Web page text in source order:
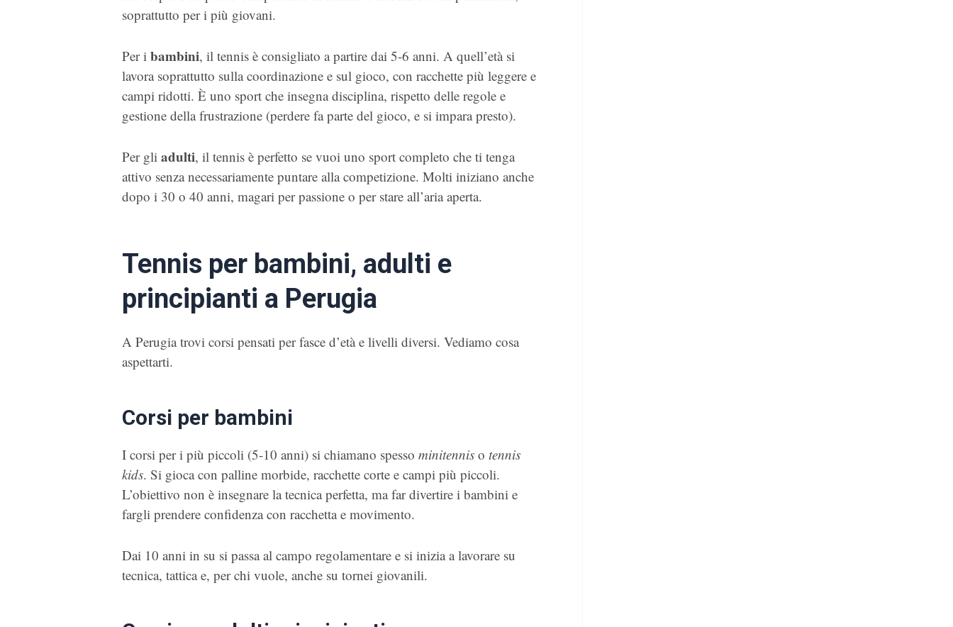
soprattutto per i più giovani.
Per i bambini, il tennis è consigliato a partire dai 5-6 anni. A quell’età si
lavora soprattutto sulla coordinazione e sul gioco, con racchette più leggere e
campi ridotti. È uno sport che insegna disciplina, rispetto delle regole e
gestione della frustrazione (perdere fa parte del gioco, e si impara presto).
Per gli adulti, il tennis è perfetto se vuoi uno sport completo che ti tenga
attivo senza necessariamente puntare alla competizione. Molti iniziano anche
dopo i 30 o 40 anni, magari per passione o per stare all’aria aperta.
Tennis per bambini, adulti e
principianti a Perugia
A Perugia trovi corsi pensati per fasce d’età e livelli diversi. Vediamo cosa
aspettarti.
Corsi per bambini
I corsi per i più piccoli (5-10 anni) si chiamano spesso minitennis o tennis
kids. Si gioca con palline morbide, racchette corte e campi più piccoli.
L’obiettivo non è insegnare la tecnica perfetta, ma far divertire i bambini e
fargli prendere confidenza con racchetta e movimento.
Dai 10 anni in su si passa al campo regolamentare e si inizia a lavorare su
tecnica, tattica e, per chi vuole, anche su tornei giovanili.